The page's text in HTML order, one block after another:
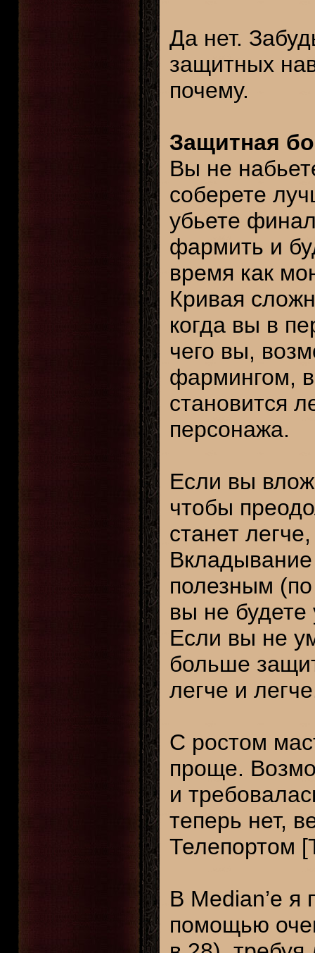
Да нет.
защитных
почему.
Защитная
Вы не
соберете
убьете
фармить и
время как
Кривая
когда вы в
чего вы,
фармингом,
становится
персонажа.
Если вы
чтобы
станет
Вкладывание
полезным
вы не будете
Если вы не
больше
легче и
С ростом
проще.
и
теперь нет,
Телепортом
В Median’е я
помощью